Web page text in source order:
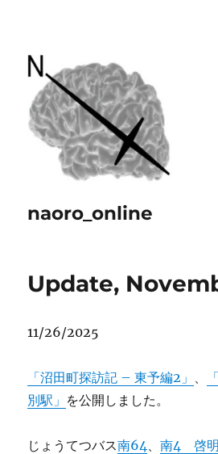
naoro_online
Update,
11/26/2025
「沼田町探訪記 – 東予編2」 、
別駅」 を公開しました。
じょうてつバス南64、南4 啓明